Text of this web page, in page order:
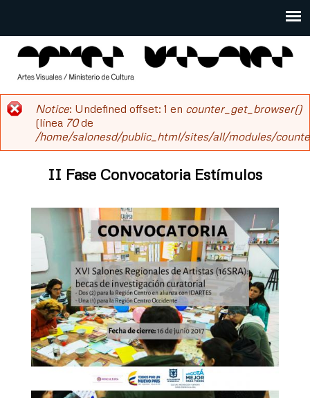
Main
menu
al
contenido
principal
salonesdeartistas
Mensaje
de
error
Notice: Undefined offset: 1 en counter_get_browser()
(línea 70de
/home/salonesd/public_html/sites/all/modules/
II Fase Convocatoria Estímulos